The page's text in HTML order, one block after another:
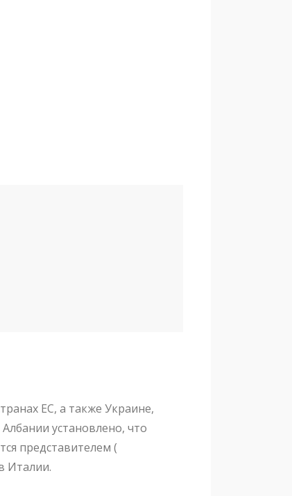
ЕС, а также Украине,
установлено, что
представителем (
Италии.